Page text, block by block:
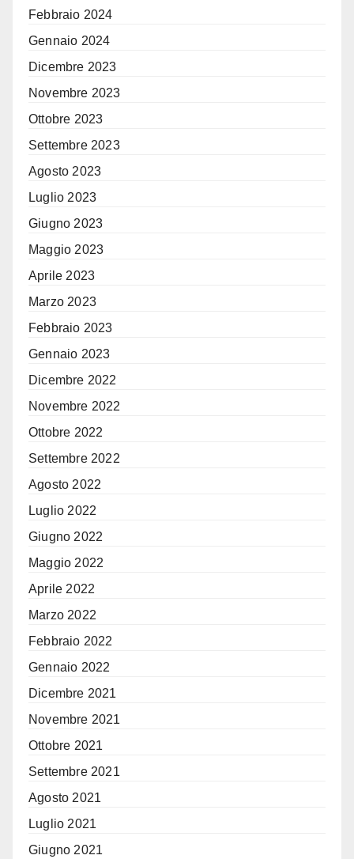
Febbraio 2024
Gennaio 2024
Dicembre 2023
Novembre 2023
Ottobre 2023
Settembre 2023
Agosto 2023
Luglio 2023
Giugno 2023
Maggio 2023
Aprile 2023
Marzo 2023
Febbraio 2023
Gennaio 2023
Dicembre 2022
Novembre 2022
Ottobre 2022
Settembre 2022
Agosto 2022
Luglio 2022
Giugno 2022
Maggio 2022
Aprile 2022
Marzo 2022
Febbraio 2022
Gennaio 2022
Dicembre 2021
Novembre 2021
Ottobre 2021
Settembre 2021
Agosto 2021
Luglio 2021
Giugno 2021